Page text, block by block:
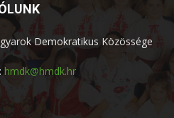
Demokratikus Közössége
hmdk@hmdk.hr